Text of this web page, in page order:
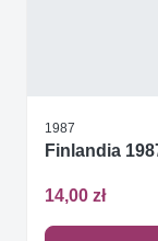
1987
Finlandia
14,00 zł